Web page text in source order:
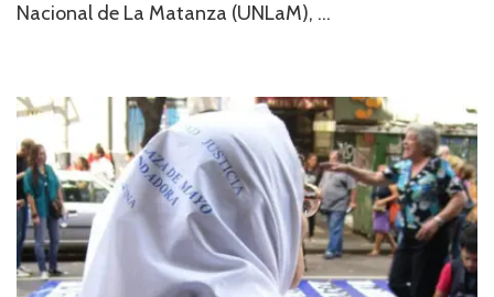
Nacional de La Matanza (UNLaM), …